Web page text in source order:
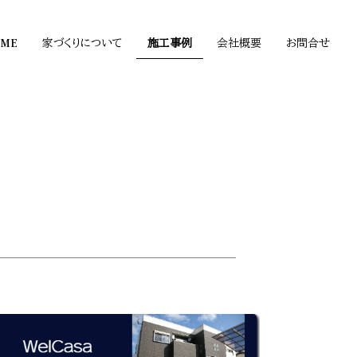
家づくりについて 施工事例 会社概要 お問合せ